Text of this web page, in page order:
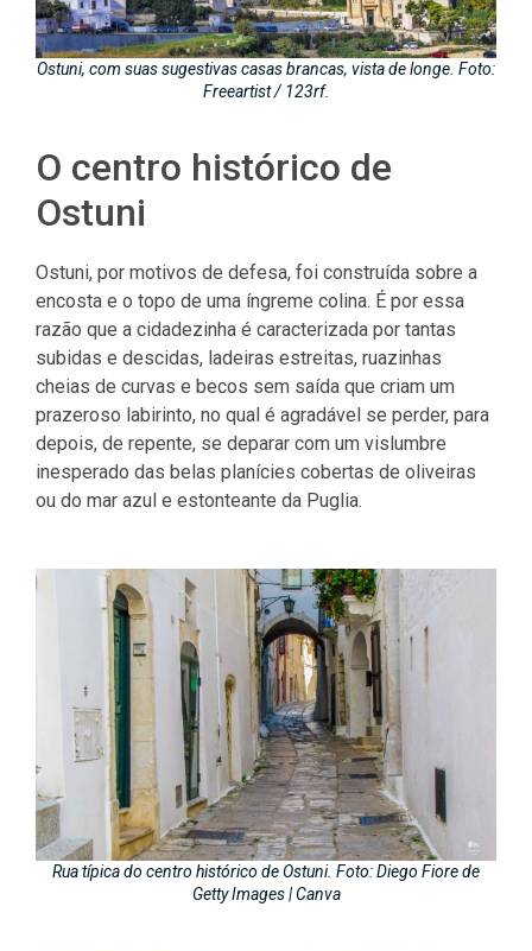
Ostuni, com suas sugestivas casas brancas, vista de longe. Foto:
Freeartist / 123rf.
O centro histórico de
Ostuni
Ostuni, por motivos de defesa, foi construída sobre a
encosta e o topo de uma íngreme colina. É por essa
razão que a cidadezinha é caracterizada por tantas
subidas e descidas, ladeiras estreitas, ruazinhas
cheias de curvas e becos sem saída que criam um
prazeroso labirinto, no qual é agradável se perder, para
depois, de repente, se deparar com um vislumbre
inesperado das belas planícies cobertas de oliveiras
ou do mar azul e estonteante da Puglia.
Rua típica do centro histórico de Ostuni. Foto: Diego Fiore de
Getty Images | Canva